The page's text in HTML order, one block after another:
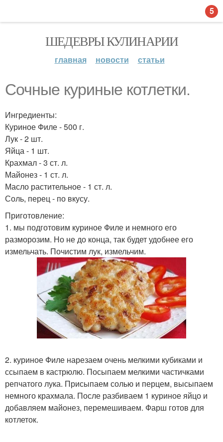
ШЕДЕВРЫ КУЛИНАРИИ
главная новости статьи
Сочные куриные котлетки.
Ингредиенты:
Куриное Филе - 500 г.
Лук - 2 шт.
Яйца - 1 шт.
Крахмал - 3 ст. л.
Майонез - 1 ст. л.
Масло растительное - 1 ст. л.
Соль, перец - по вкусу.
Приготовление:
1. мы подготовим куриное Филе и немного его
разморозим. Но не до конца, так будет удобнее его
измельчать. Почистим лук, измельчим.
2. куриное Филе нарезаем очень мелкими кубиками и
ссыпаем в кастрюлю. Посыпаем мелкими частичками
репчатого лука. Присыпаем солью и перцем, высыпаем
немного крахмала. После разбиваем 1 куриное яйцо и
добавляем майонез, перемешиваем. Фарш готов для
котлеток.
5